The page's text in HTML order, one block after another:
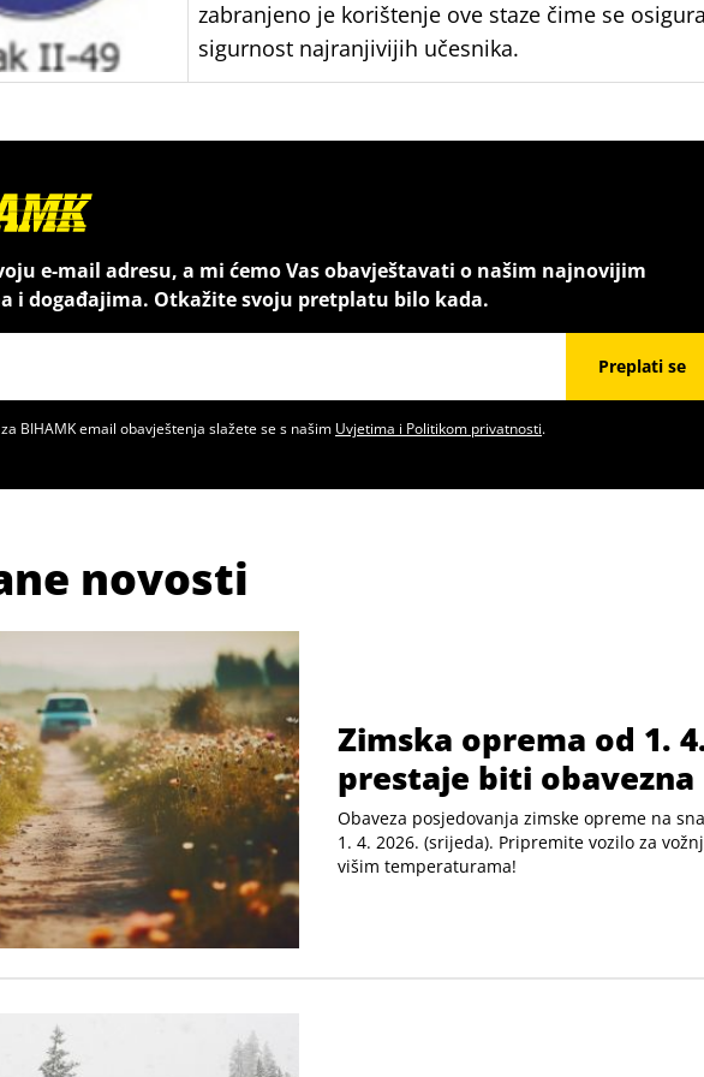
zabranjeno je korištenje ove staze čime se
sigurnost najranjivijih učesnika.
e-mail adresu, a mi ćemo Vas obavještavati o našim najnovijim
i događajima. Otkažite svoju pretplatu bilo kada.
Preplati se
BIHAMK email obavještenja slažete se s našim Uvjetima i Politikom privatnosti.
novosti
Zimska oprema od 1.
prestaje biti obavezna
Obaveza posjedovanja zimske opreme na
1. 4. 2026. (srijeda). Pripremite vozilo za
višim temperaturama!